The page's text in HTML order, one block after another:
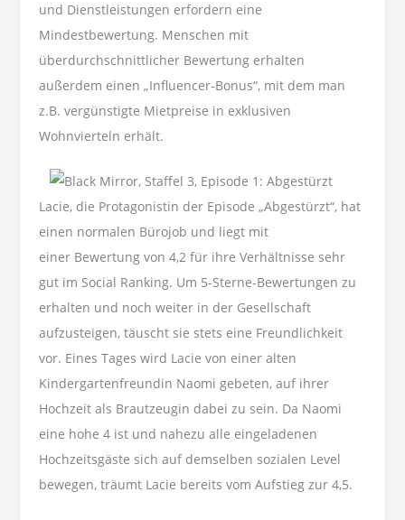
und Dienstleistungen erfordern eine
Mindestbewertung. Menschen mit
überdurchschnittlicher Bewertung erhalten
außerdem einen „Influencer-Bonus“, mit dem man
z.B. vergünstigte Mietpreise in exklusiven
Wohnvierteln erhält.
Lacie, die Protagonistin der Episode „Abgestürzt“, hat
einen normalen Bürojob und liegt mit
einer Bewertung von 4,2 für ihre Verhältnisse sehr
gut im Social Ranking. Um 5-Sterne-Bewertungen zu
erhalten und noch weiter in der Gesellschaft
aufzusteigen, täuscht sie stets eine Freundlichkeit
vor. Eines Tages wird Lacie von einer alten
Kindergartenfreundin Naomi gebeten, auf ihrer
Hochzeit als Brautzeugin dabei zu sein. Da Naomi
eine hohe 4 ist und nahezu alle eingeladenen
Hochzeitsgäste sich auf demselben sozialen Level
bewegen, träumt Lacie bereits vom Aufstieg zur 4,5.